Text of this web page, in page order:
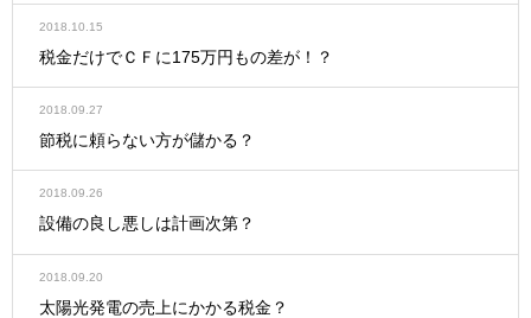
2018.10.15
税金だけでＣＦに175万円もの差が！？
2018.09.27
節税に頼らない方が儲かる？
2018.09.26
設備の良し悪しは計画次第？
2018.09.20
太陽光発電の売上にかかる税金？